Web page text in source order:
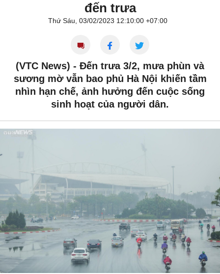
đến trưa
Thứ Sáu, 03/02/2023 12:10:00 +07:00
(VTC News) - Đến trưa 3/2, mưa phùn và
sương mờ vẫn bao phủ Hà Nội khiến tầm
nhìn hạn chế, ảnh hưởng đến cuộc sống
sinh hoạt của người dân.